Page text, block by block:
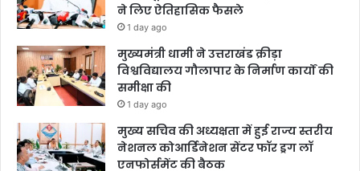
ने लिए ऐतिहासिक फैसले
1 day ago
मुख्यमंत्री धामी ने उत्तराखंड क्रीड़ा
विश्वविद्यालय गौलापार के निर्माण कार्यों की
समीक्षा की
1 day ago
मुख्य सचिव की अध्यक्षता में हुई राज्य स्तरीय
नेशनल कोआर्डिनेशन सेंटर फॉर ड्रग लॉ
एनफोर्समेंट की बैठक